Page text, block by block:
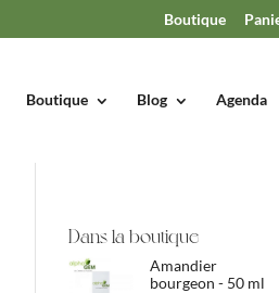
Boutique
Boutique Blog Agenda
Dans la boutique
Amandier
bourgeon - 50 ml